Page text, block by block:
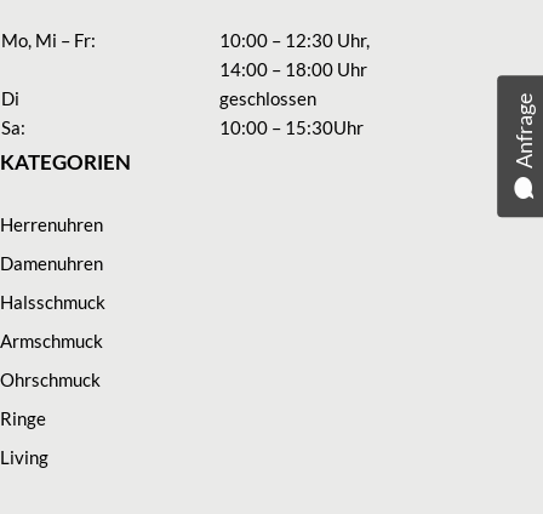
Mo, Mi – Fr:
10:00 – 12:30 Uhr,
14:00 – 18:00 Uhr
Di
geschlossen
Sa:
10:00 – 15:30Uhr
KATEGORIEN
Herrenuhren
Damenuhren
Halsschmuck
Armschmuck
Ohrschmuck
Ringe
Living
Anfrage